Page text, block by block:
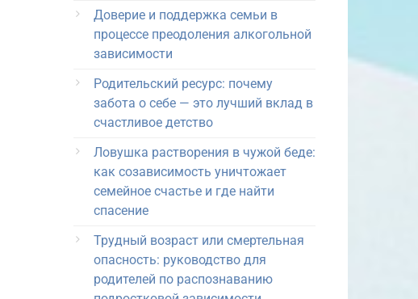
Доверие и поддержка семьи в
процессе преодоления алкогольной
зависимости
Родительский ресурс: почему
забота о себе — это лучший вклад в
счастливое детство
Ловушка растворения в чужой беде:
как созависимость уничтожает
семейное счастье и где найти
спасение
Трудный возраст или смертельная
опасность: руководство для
родителей по распознаванию